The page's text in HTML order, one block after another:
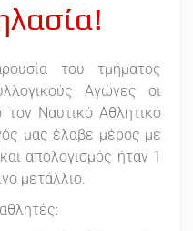
του τμήματος
Αγώνες οι
τον Ναυτικό Αθλητικό
μας έλαβε μέρος με
απολογισμός ήταν 1
μετάλλιο.